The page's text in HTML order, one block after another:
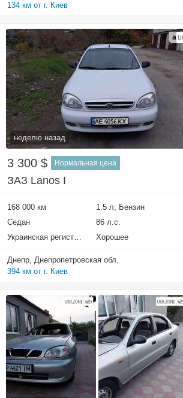
134 км от г. Киев
неделю назад
3 300 $ Нормальная цена
ЗАЗ Lanos I
168 000 км 1.5 л, Бензин
Седан
86 л.с.
Украинская регистрация
Хорошее
Днепр, Днепропетровская обл.
394 км от г. Киев